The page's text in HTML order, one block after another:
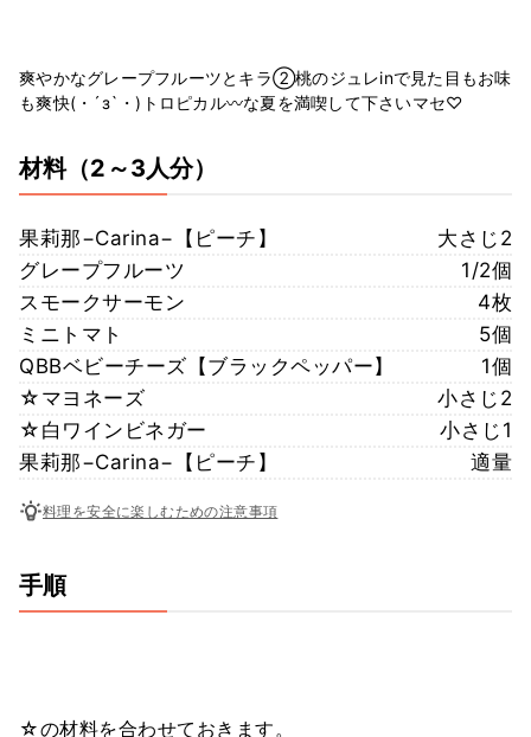
爽やかなグレープフルーツとキラ②桃のジュレinで見た目もお味
も爽快(・´з`・)トロピカル〰な夏を満喫して下さいマセ♡
材料（2～3人分）
果莉那−Carina−【ピーチ】
大さじ2
グレープフルーツ
1/2個
スモークサーモン
4枚
ミニトマト
5個
QBBベビーチーズ【ブラックペッパー】
1個
☆マヨネーズ
小さじ2
☆白ワインビネガー
小さじ1
果莉那−Carina−【ピーチ】
適量
料理を安全に楽しむための注意事項
手順
☆の材料を合わせておきます。